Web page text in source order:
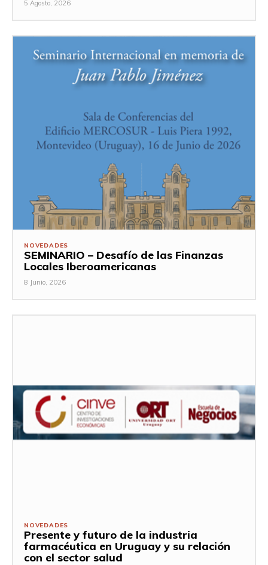
5 Agosto, 2026
NOVEDADES
SEMINARIO – Desafío de las Finanzas
Locales Iberoamericanas
8 Junio, 2026
NOVEDADES
Presente y futuro de la industria
farmacéutica en Uruguay y su relación
con el sector salud